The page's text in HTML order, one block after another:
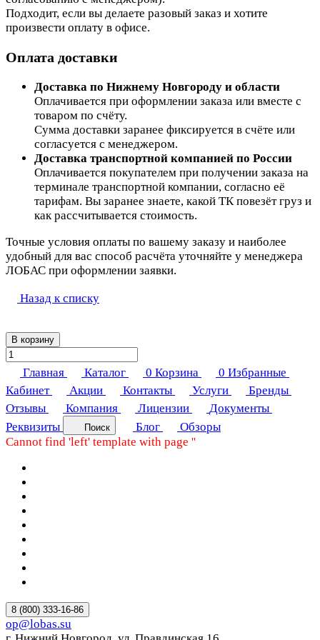
Подходит, если вы делаете разовый заказ и хотите
произвести оплату в офисе.
Оплата доставки
Доставка по Нижнему Новгороду и области
Оплачивается при оформлении заказа или вместе с
товаром по счёту.
Сумма доставки заранее фиксируется в счёте или
согласуется с менеджером.
Доставка транспортной компанией по России
Оплачивается покупателем при получении заказа на
терминале транспортной компании, согласно её
тарифам. Вы заранее знаете, какой ТК повезёт груз и
как рассчитывается стоимость.
Точные условия оплаты по вашему заказу и наиболее
удобный для вас способ расчёта уточняйте у менеджера
ЛОБАС при оформлении заявки.
Назад к списку
В корзину
Главная Каталог 0 Корзина 0 Избранные
Кабинет
Акции Контакты Услуги
Бренды
Отзывы
Компания Лицензии
Документы
Реквизиты
Поиск Блог
Обзоры
Cannot find 'left' template with page ''
8 (800) 333-16-86
op@lobas.su